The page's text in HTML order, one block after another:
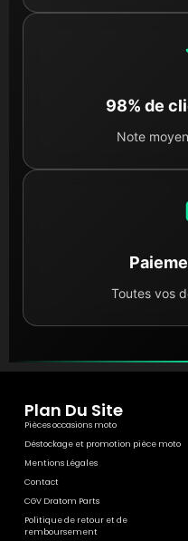
98% de
Note
Toutes vos
Plan Du Site
Pièces occasions moto
Déstockage et promotion pièce moto
Mentions Légales
Contact
CGV Dratom Parts
Politique de retour et de
remboursement